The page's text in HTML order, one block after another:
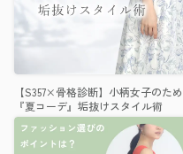
【S357×骨格診断】小柄女子のた
『夏コーデ』垢抜けスタイル術